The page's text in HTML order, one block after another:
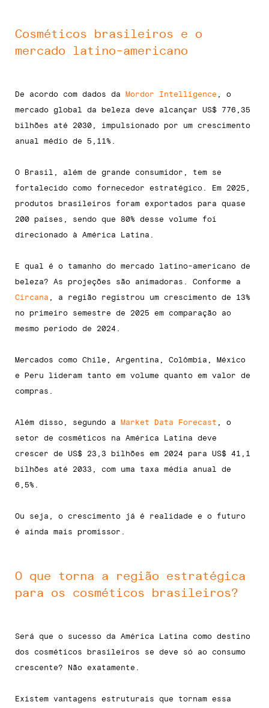
Cosméticos brasileiros e o
mercado latino-americano
De acordo com dados da Mordor Intelligence , o
mercado global da beleza deve alcançar US$ 776,35
bilhões até 2030, impulsionado por um crescimento
anual médio de 5,11%.
O Brasil, além de grande consumidor, tem se
fortalecido como fornecedor estratégico. Em 2025,
produtos brasileiros foram exportados para quase
200 países, sendo que 80% desse volume foi
direcionado à América Latina.
E qual é o tamanho do mercado latino-americano de
beleza? As projeções são animadoras. Conforme a
Circana , a região registrou um crescimento de 13%
no primeiro semestre de 2025 em comparação ao
mesmo período de 2024.
Mercados como Chile, Argentina, Colômbia, México
e Peru lideram tanto em volume quanto em valor de
compras.
Além disso, segundo a Market Data Forecast
, o
setor de cosméticos na América Latina deve
crescer de US$ 23,3 bilhões em 2024 para US$ 41,1
bilhões até 2033, com uma taxa média anual de
6,5%.
Ou seja, o crescimento já é realidade e o futuro
é ainda mais promissor.
O que torna a região estratégica
para os cosméticos brasileiros?
Será que o sucesso da América Latina como destino
dos cosméticos brasileiros se deve só ao consumo
crescente? Não exatamente.
Existem vantagens estruturais que tornam essa